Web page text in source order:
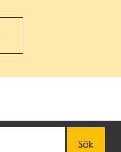
Sök